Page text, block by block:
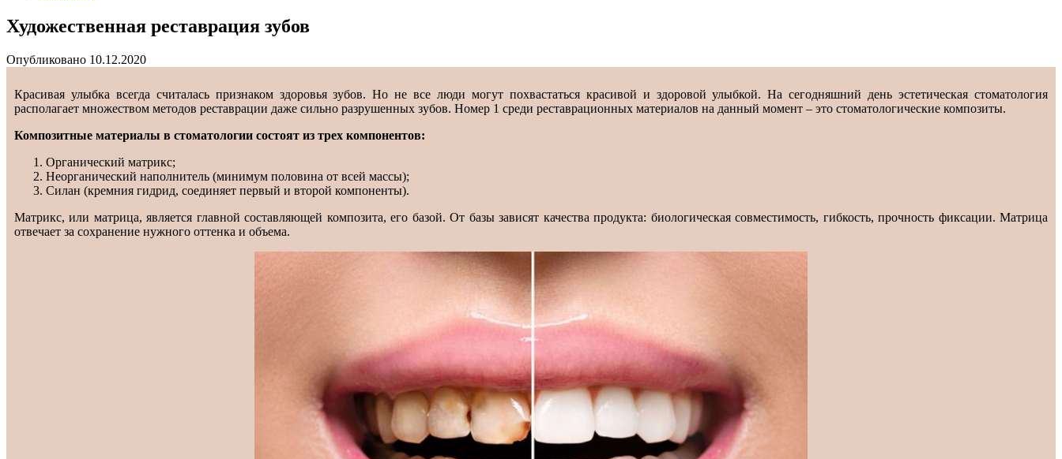
Художественная реставрация зубов
Опубликовано 10.12.2020
Красивая улыбка всегда считалась признаком здоровья зубов. Но не все люди могут похвастаться красивой и здоровой улыбкой. На сегодняшний день эстетическая стоматология
располагает множеством методов реставрации даже сильно разрушенных зубов. Номер 1 среди реставрационных материалов на данный момент – это стоматологические композиты.
Композитные материалы в стоматологии состоят из трех компонентов:
Органический матрикс;
Неорганический наполнитель (минимум половина от всей массы);
Силан (кремния гидрид, соединяет первый и второй компоненты).
Матрикс, или матрица, является главной составляющей композита, его базой. От базы зависят качества продукта: биологическая совместимость, гибкость, прочность фиксации. Матрица
отвечает за сохранение нужного оттенка и объема.